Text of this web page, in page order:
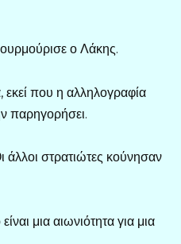
ο Λάκης.
που η αλληλογραφία
παρηγορήσει.
στρατιώτες κούνησαν
μια αιωνιότητα για μια